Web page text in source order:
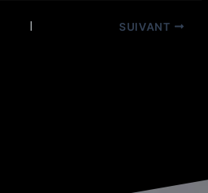
SUIVANT